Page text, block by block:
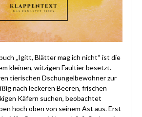
„Igitt, Blätter mag ich nicht“ ist die
kleinen, witzigen Faultier besetzt.
tierischen Dschungelbewohner zur
nach leckeren Beeren, frischen
Käfern suchen, beobachtet
hoch oben von seinem Ast aus. Erst